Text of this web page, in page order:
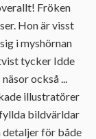
Fröken
Hon är visst
i myshörnan
tycker Idde
också ...
illustratörer
bildvärldar
detaljer för både